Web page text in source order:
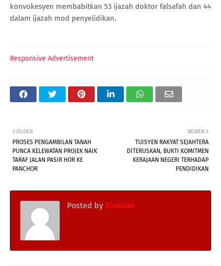
konvokesyen membabitkan 53 ijazah doktor falsafah dan 44
dalam ijazah mod penyelidikan.
Responsive Advertisement
NEWER
TUISYEN RAKYAT SEJAHTERA
DITERUSKAN, BUKTI KOMITMEN
KERAJAAN NEGERI TERHADAP
PENDIDIKAN
OLDER
PROSES PENGAMBILAN TANAH
PUNCA KELEWATAN PROJEK NAIK
TARAF JALAN PASIR HOR KE
PANCHOR
Posted by Zinnirah